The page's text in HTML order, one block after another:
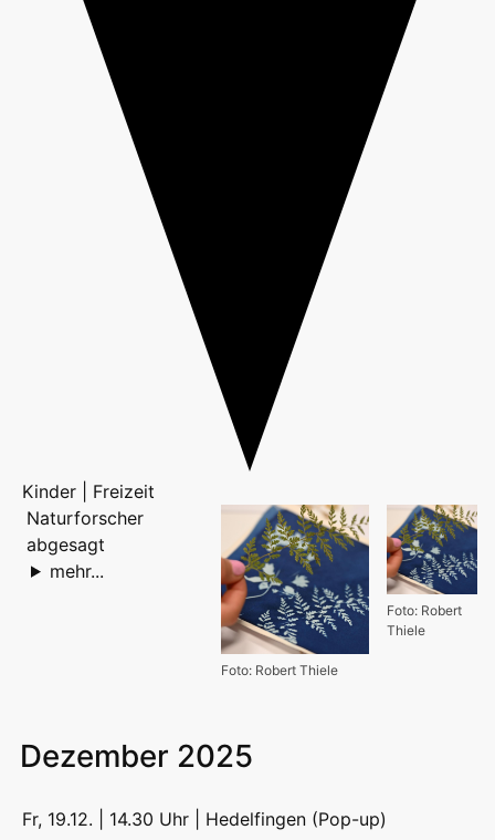
Kinder | Freizeit
Foto: Robert
Thiele
Foto: Robert Thiele
Naturforscher
abgesagt
mehr...
Dezember 2025
Fr, 19.12. | 14.30 Uhr | Hedelfingen (Pop-up)